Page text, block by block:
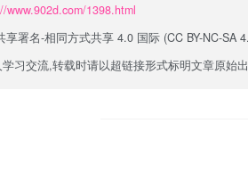
www.902d.com/1398.html
享署名-相同方式共享 4.0 国际 (CC BY-NC-SA
习交流,转载时请以超链接形式标明文章原始